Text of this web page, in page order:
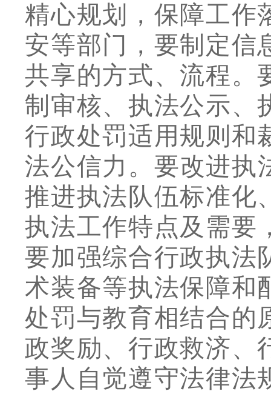
精心规划，保障工作
安等部门，要制定信
共享的方式、流程。
制审核、执法公示、
行政处罚适用规则和
法公信力 。 要改进执
推进执法队伍标准化
执法工作特点及需要
要加强综合行政执法
术装备等执法保障和
处罚与教育相结合的
政奖励、行政救济、
事人自觉遵守法律法